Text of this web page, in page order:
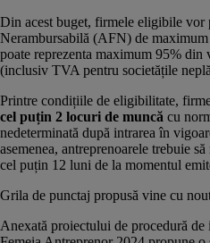
Din acest buget, firmele eligibile vor
Nerambursabilă (AFN) de
poate reprezenta maximum 95%
(inclusiv TVA pentru societățile
Printre condițiile de eligibilitate,
cel puțin 2 locuri de muncă cu
nedeterminată după intrarea în
asemenea, antreprenoarele trebuie
cel puțin 12 luni de la momentul
Grila de punctaj propusă vine cu
Anexată proiectului de procedură